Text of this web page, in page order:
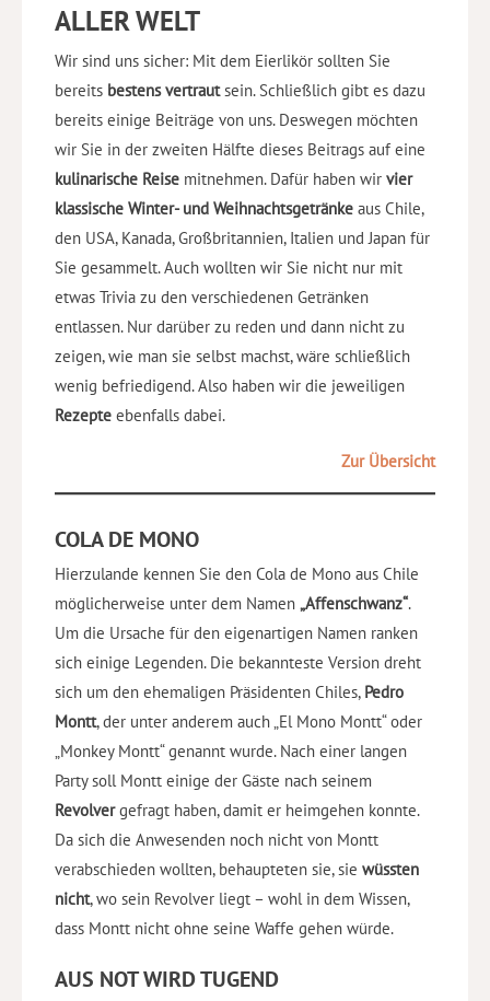
ALLER WELT
Wir sind uns sicher: Mit dem Eierlikör sollten Sie
bereits bestens vertrautsein. Schließlich gibt es dazu
bereits einige Beiträge von uns. Deswegen möchten
wir Sie in der zweiten Hälfte dieses Beitrags auf eine
kulinarische Reise mitnehmen. Dafür haben wir vier
klassische Winter- und Weihnachtsgetränke aus Chile,
den USA, Kanada, Großbritannien, Italien und Japan für
Sie gesammelt. Auch wollten wir Sie nicht nur mit
etwas Trivia zu den verschiedenen Getränken
entlassen. Nur darüber zu reden und dann nicht zu
zeigen, wie man sie selbst machst, wäre schließlich
wenig befriedigend. Also haben wir die jeweiligen
Rezepte ebenfalls dabei.
Zur Übersicht
COLA DE MONO
Hierzulande kennen Sie den Cola de Mono aus Chile
möglicherweise unter dem Namen „Affenschwanz“.
Um die Ursache für den eigenartigen Namen ranken
sich einige Legenden. Die bekannteste Version dreht
sich um den ehemaligen Präsidenten Chiles, Pedro
Montt, der unter anderem auch „El Mono Montt“ oder
„Monkey Montt“ genannt wurde. Nach einer langen
Party soll Montt einige der Gäste nach seinem
Revolvergefragt haben, damit er heimgehen konnte.
Da sich die Anwesenden noch nicht von Montt
verabschieden wollten, behaupteten sie, sie wüssten
nicht, wo sein Revolver liegt – wohl in dem Wissen,
dass Montt nicht ohne seine Waffe gehen würde.
AUS NOT WIRD TUGEND